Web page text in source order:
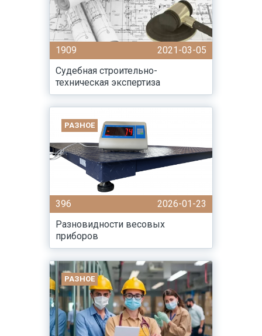
1909
2021-03-05
Судебная строительно-
техническая экспертиза
РАЗНОЕ
396
2026-01-23
Разновидности весовых
приборов
РАЗНОЕ